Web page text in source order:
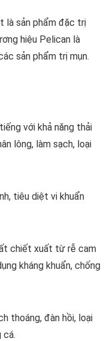
là sản phẩm đặc trị
hiệu Pelican là
sản phẩm trị mụn.
với khả năng thải
lông, làm sạch, loại
tiêu diệt vi khuẩn
chiết xuất từ rễ cam
kháng khuẩn, chống
thoáng, đàn hồi, loại
cá.